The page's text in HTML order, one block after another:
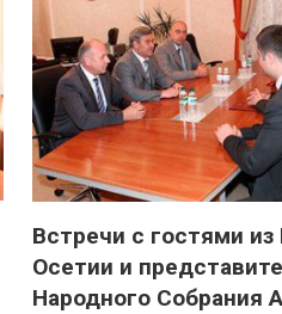
Встречи с гостями
Осетии и
Народного Собрания